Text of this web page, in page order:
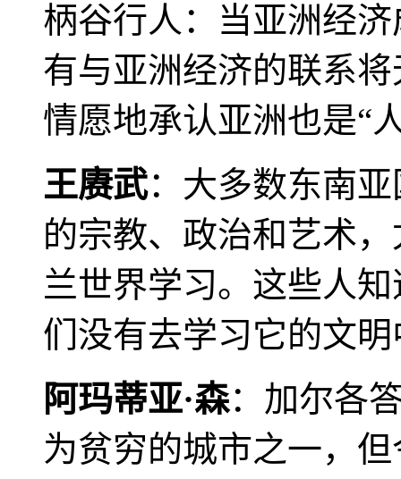
柄谷行人：当亚洲经
有与亚洲经济的联系
情愿地承认亚洲也是“
王赓武：大多数东南
的宗教、政治和艺术
兰世界学习。这些人
们没有去学习它的文
阿玛蒂亚·森：加尔各
为贫穷的城市之一，